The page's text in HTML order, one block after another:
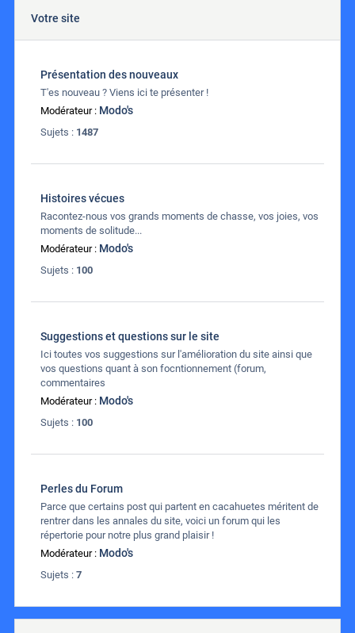
Votre site
Présentation des nouveaux
T'es nouveau ? Viens ici te présenter !
Modérateur : Modo's
Sujets : 1487
Histoires vécues
Racontez-nous vos grands moments de chasse, vos joies, vos
moments de solitude...
Modérateur : Modo's
Sujets : 100
Suggestions et questions sur le site
Ici toutes vos suggestions sur l'amélioration du site ainsi que
vos questions quant à son focntionnement (forum,
commentaires
Modérateur : Modo's
Sujets : 100
Perles du Forum
Parce que certains post qui partent en cacahuetes méritent de
rentrer dans les annales du site, voici un forum qui les
répertorie pour notre plus grand plaisir !
Modérateur : Modo's
Sujets : 7